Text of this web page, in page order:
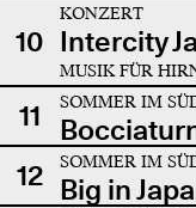
10
KONZERT
Intercity
MUSIK FÜR
11 SOMMER IM
12
SOMMER IM
Big in